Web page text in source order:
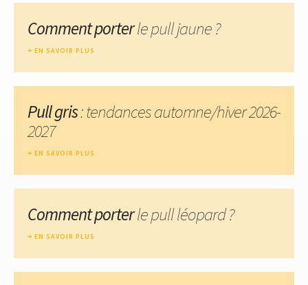
Comment porterle pull jaune ?
EN SAVOIR PLUS
Pull gris: tendances automne/hiver 2026-
2027
EN SAVOIR PLUS
Comment porterle pull léopard ?
EN SAVOIR PLUS